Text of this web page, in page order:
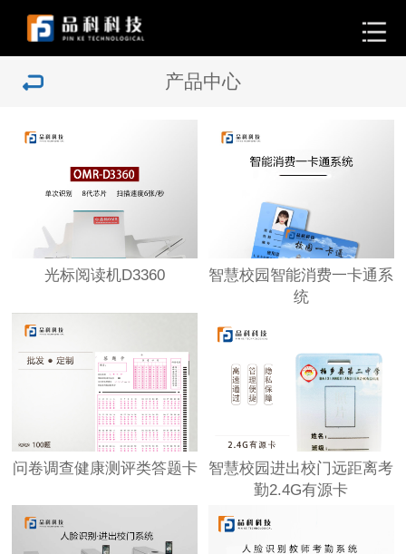
产品中心
光标阅读机D3360
智慧校园智能消费一卡通系
统
问卷调查健康测评类答题卡
智慧校园进出校门远距离考
勤2.4G有源卡